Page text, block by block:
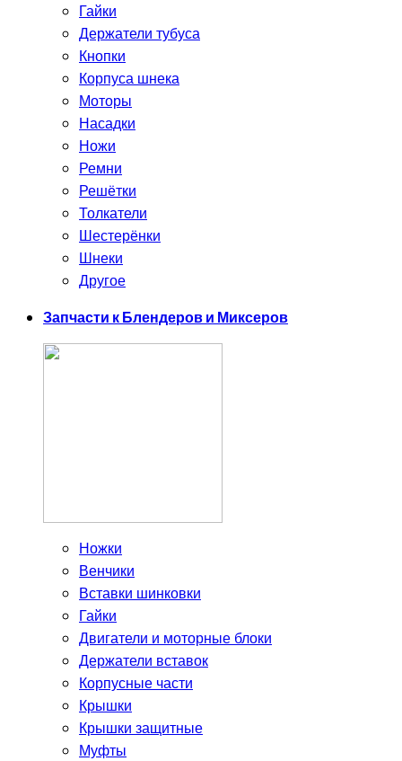
Гайки
Держатели тубуса
Кнопки
Корпуса шнека
Моторы
Насадки
Ножи
Ремни
Решётки
Толкатели
Шестерёнки
Шнеки
Другое
Запчасти к Блендеров и Миксеров
Ножки
Венчики
Вставки шинковки
Гайки
Двигатели и моторные блоки
Держатели вставок
Корпусные части
Крышки
Крышки защитные
Муфты